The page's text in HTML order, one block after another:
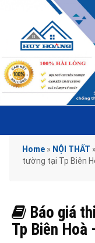
Home » NỘI THẤT »
tường tại Tp Biên
Báo giá
Tp Biên Hoà